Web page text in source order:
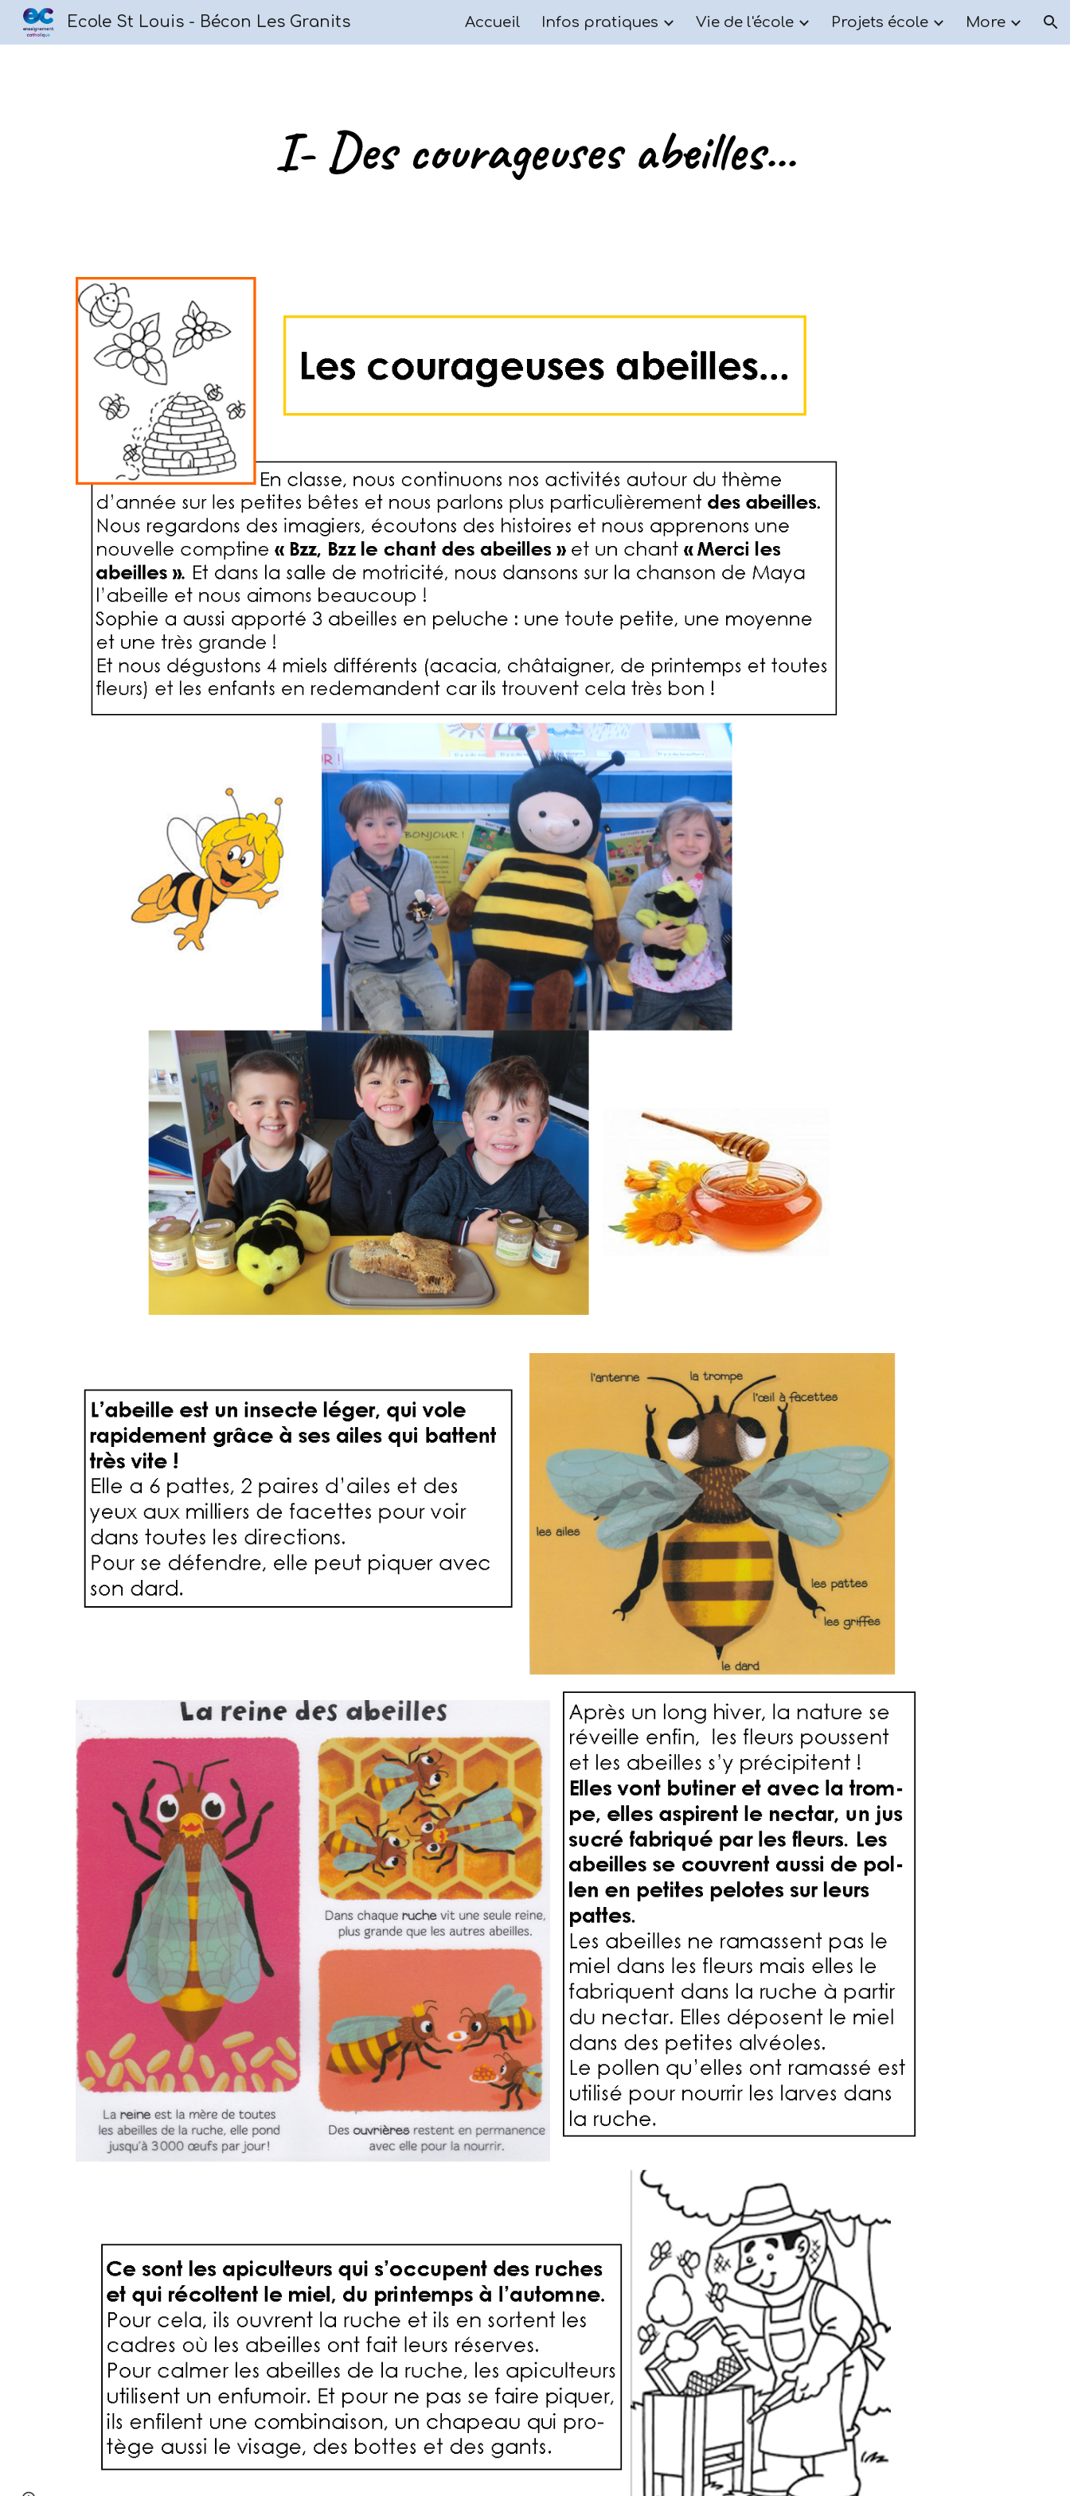
Skip to main content Skip to navigation
Ecole St Louis - Bécon Les Granits Accueil Infos pratiques Vie de l'école Projets école More
I- Des courageuses abeilles...